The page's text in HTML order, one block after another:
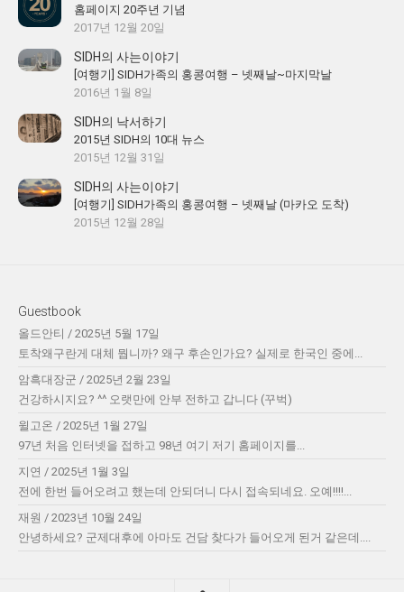
홈페이지 20주년 기념
2017년 12월 20일
SIDH의 사는이야기
[여행기] SIDH가족의 홍콩여행 – 넷째날~마지막날
2016년 1월 8일
SIDH의 낙서하기
2015년 SIDH의 10대 뉴스
2015년 12월 31일
SIDH의 사는이야기
[여행기] SIDH가족의 홍콩여행 – 넷째날 (마카오 도착)
2015년 12월 28일
Guestbook
올드안티 / 2025년 5월 17일
토착왜구란게 대체 뭡니까? 왜구 후손인가요? 실제로 한국인 중에...
암흑대장군 / 2025년 2월 23일
건강하시지요? ^^ 오랫만에 안부 전하고 갑니다 (꾸벅)
윌고온 / 2025년 1월 27일
97년 처음 인터넷을 접하고 98년 여기 저기 홈페이지를...
지연 / 2025년 1월 3일
전에 한번 들어오려고 했는데 안되더니 다시 접속되네요. 오예!!!!...
재원 / 2023년 10월 24일
안녕하세요? 군제대후에 아마도 건담 찾다가 들어오게 된거 같은데....